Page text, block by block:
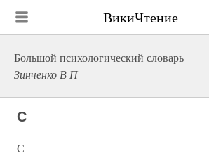
ВикиЧтение
Большой психологический словарь
Зинченко В П
С
С